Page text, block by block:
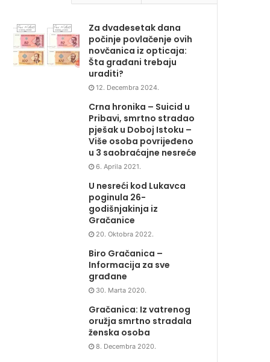
Za dvadesetak dana
počinje povlačenje ovih
novčanica iz opticaja:
Šta građani trebaju
uraditi?
12. Decembra 2024.
Crna hronika – Suicid u
Pribavi, smrtno stradao
pješak u Doboj Istoku –
Više osoba povrijeđeno
u 3 saobraćajne nesreće
6. Aprila 2021.
U nesreći kod Lukavca
poginula 26-
godišnjakinja iz
Gračanice
20. Oktobra 2022.
Biro Gračanica –
Informacija za sve
građane
30. Marta 2020.
Gračanica: Iz vatrenog
oružja smrtno stradala
ženska osoba
8. Decembra 2020.